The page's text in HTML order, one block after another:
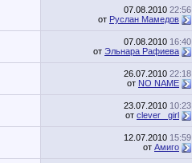
07.08.2010 22:56
от Руслан Мамедов
07.08.2010 16:40
от Эльнара Рафиева
26.07.2010 22:18
от NO NAME
23.07.2010 10:23
от clever_ girl
12.07.2010 15:59
от Амиго